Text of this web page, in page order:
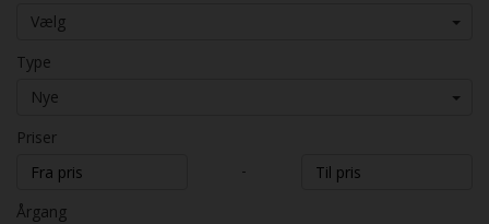
Vælg
Type
Nye
Priser
-
Årgang